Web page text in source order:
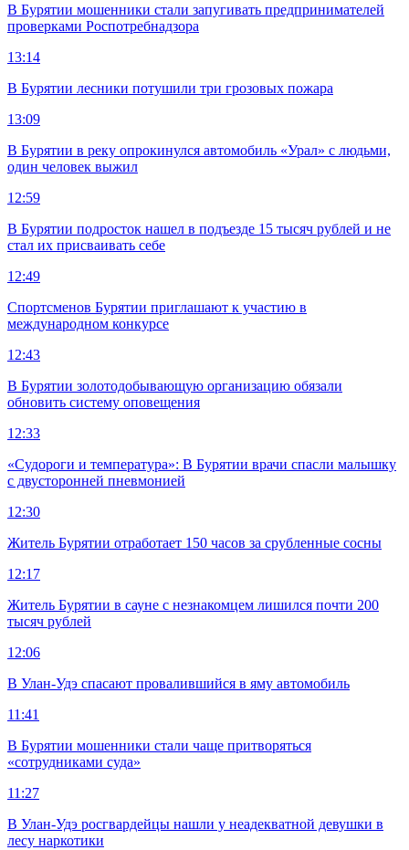
В Бурятии мошенники стали запугивать предпринимателей
проверками Роспотребнадзора
13:14
В Бурятии лесники потушили три грозовых пожара
13:09
В Бурятии в реку опрокинулся автомобиль «Урал» с людьми,
один человек выжил
12:59
В Бурятии подросток нашел в подъезде 15 тысяч рублей и не
стал их присваивать себе
12:49
Спортсменов Бурятии приглашают к участию в
международном конкурсе
12:43
В Бурятии золотодобывающую организацию обязали
обновить систему оповещения
12:33
«Судороги и температура»: В Бурятии врачи спасли малышку
с двусторонней пневмонией
12:30
Житель Бурятии отработает 150 часов за срубленные сосны
12:17
Житель Бурятии в сауне с незнакомцем лишился почти 200
тысяч рублей
12:06
В Улан-Удэ спасают провалившийся в яму автомобиль
11:41
В Бурятии мошенники стали чаще притворяться
«сотрудниками суда»
11:27
В Улан-Удэ росгвардейцы нашли у неадекватной девушки в
лесу наркотики